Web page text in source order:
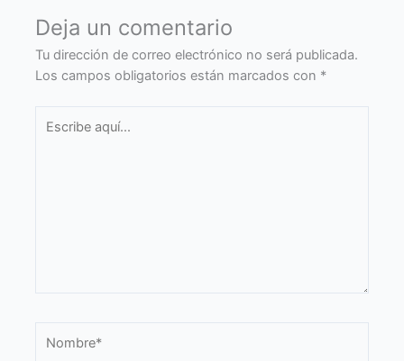
Deja un comentario
Tu dirección de correo electrónico no será publicada.
Los campos obligatorios están marcados con *
aquí...